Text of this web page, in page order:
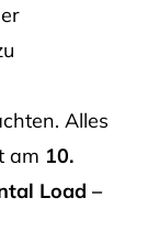
Alles
am 10.
Load –